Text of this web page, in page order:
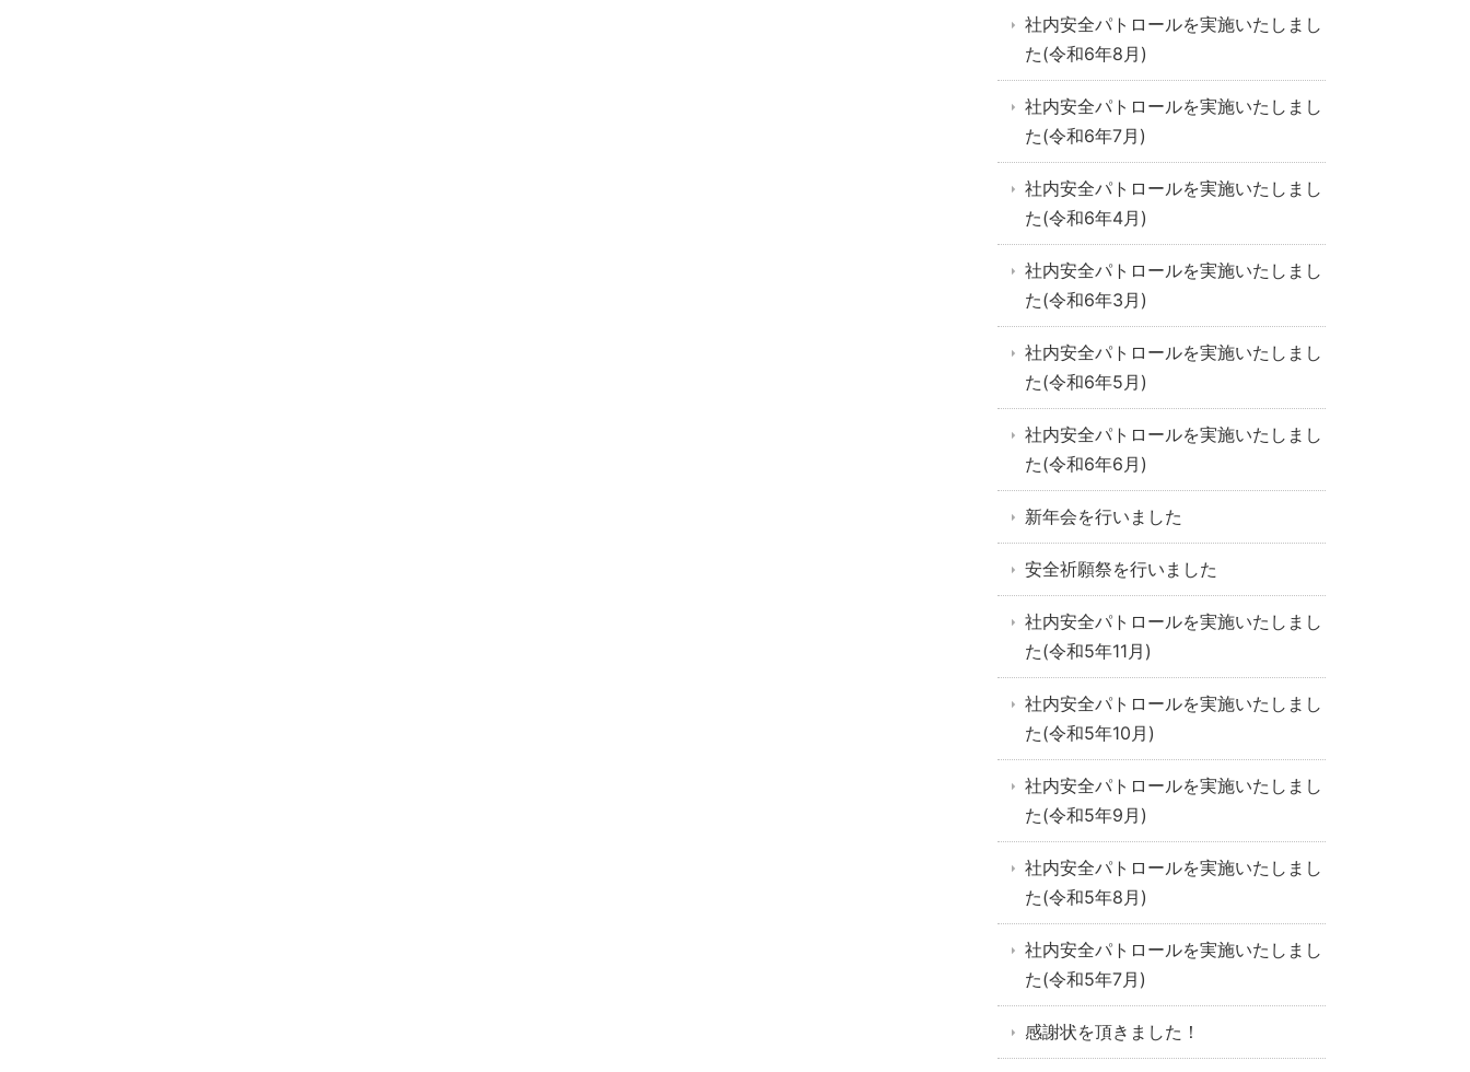
社内安全パトロールを実施いたしまし
た(令和6年8月)
社内安全パトロールを実施いたしまし
た(令和6年7月)
社内安全パトロールを実施いたしまし
た(令和6年4月)
社内安全パトロールを実施いたしまし
た(令和6年3月)
社内安全パトロールを実施いたしまし
た(令和6年5月)
社内安全パトロールを実施いたしまし
た(令和6年6月)
新年会を行いました
安全祈願祭を行いました
社内安全パトロールを実施いたしまし
た(令和5年11月)
社内安全パトロールを実施いたしまし
た(令和5年10月)
社内安全パトロールを実施いたしまし
た(令和5年9月)
社内安全パトロールを実施いたしまし
た(令和5年8月)
社内安全パトロールを実施いたしまし
た(令和5年7月)
感謝状を頂きました！